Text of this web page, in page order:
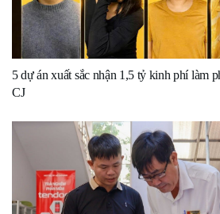
5 dự án xuất sắc nhận 1,5 tỷ kinh phí làm
CJ